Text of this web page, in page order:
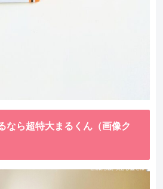
なら超特大まるくん（画像ク